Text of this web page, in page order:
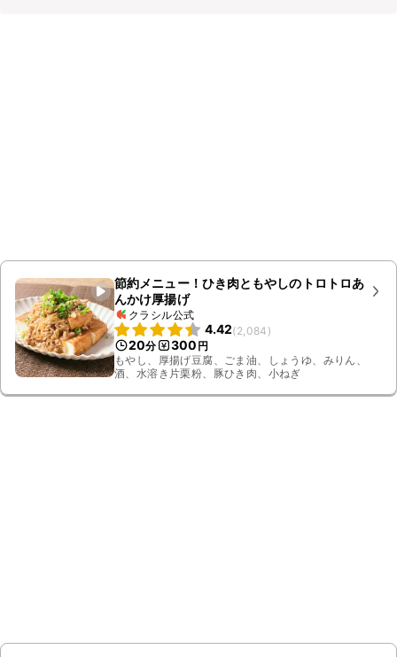
節約メニュー！ひき肉ともやしのトロトロあ
んかけ厚揚げ
クラシル公式
4.42(2,084 )
20分 300 円
もやし、厚揚げ豆腐、ごま油、しょうゆ、みりん、
酒、水溶き片栗粉、豚ひき肉、小ねぎ